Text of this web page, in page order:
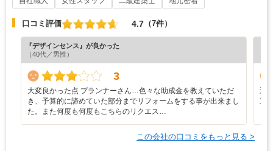
口コミ評価 4.7 （7件）
『デザインセンス』が良かった
（40代／男性）
3
大変良かった点 プランナーさん…色々な助成金を教えていただ
き、予算的に諦めていた部分までリフォームをする事が出来まし
た。また何度も何度もこちらのリクエス…
迅
工
この会社の口コミをもっと見る >